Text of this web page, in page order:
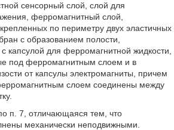
сенсорный слой, слой для
ферромагнитный слой,
по периметру двух эластичных
с образованием полости,
капсулой для ферромагнитной жидкости,
под ферромагнитным слоем и в
от капсулы электромагниты, причем
слоем соединены между
п. 7, отличающаяся тем, что
механически неподвижными.